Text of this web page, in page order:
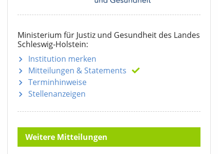
Ministerium für Justiz und Gesundheit des Landes
Schleswig-Holstein:
Institution merken
Mitteilungen & Statements
Terminhinweise
Stellenanzeigen
Weitere Mitteilungen